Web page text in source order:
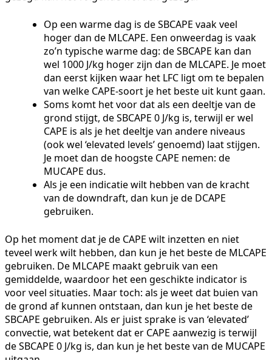
Op een warme dag is de SBCAPE vaak veel
hoger dan de MLCAPE. Een onweerdag is vaak
zo’n typische warme dag: de SBCAPE kan dan
wel 1000 J/kg hoger zijn dan de MLCAPE. Je moet
dan eerst kijken waar het LFC ligt om te bepalen
van welke CAPE-soort je het beste uit kunt gaan.
Soms komt het voor dat als een deeltje van de
grond stijgt, de SBCAPE 0 J/kg is, terwijl er wel
CAPE is als je het deeltje van andere niveaus
(ook wel ‘elevated levels’ genoemd) laat stijgen.
Je moet dan de hoogste CAPE nemen: de
MUCAPE dus.
Als je een indicatie wilt hebben van de kracht
van de downdraft, dan kun je de DCAPE
gebruiken.
Op het moment dat je de CAPE wilt inzetten en niet
teveel werk wilt hebben, dan kun je het beste de MLCAPE
gebruiken. De MLCAPE maakt gebruik van een
gemiddelde, waardoor het een geschikte indicator is
voor veel situaties. Maar toch: als je weet dat buien van
de grond af kunnen ontstaan, dan kun je het beste de
SBCAPE gebruiken. Als er juist sprake is van ‘elevated’
convectie, wat betekent dat er CAPE aanwezig is terwijl
de SBCAPE 0 J/kg is, dan kun je het beste van de MUCAPE